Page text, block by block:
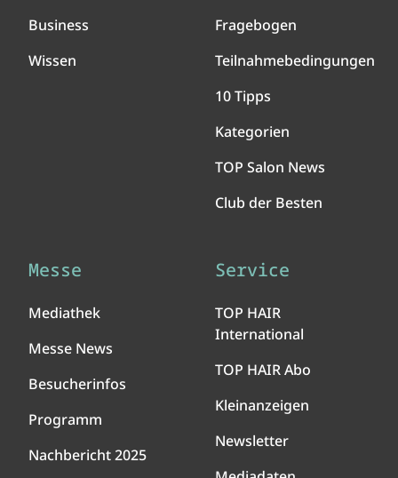
Business
Wissen
Fragebogen
Teilnahmebedingungen
10 Tipps
Kategorien
TOP Salon News
Club der Besten
Messe
Mediathek
Messe News
Besucherinfos
Programm
Nachbericht 2025
Service
TOP HAIR
International
TOP HAIR Abo
Kleinanzeigen
Newsletter